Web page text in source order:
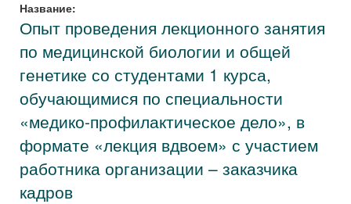
Название:
Опыт проведения лекционного занятия
по медицинской биологии и общей
генетике со студентами 1 курса,
обучающимися по специальности
«медико-профилактическое дело», в
формате «лекция вдвоем» с участием
работника организации – заказчика
кадров